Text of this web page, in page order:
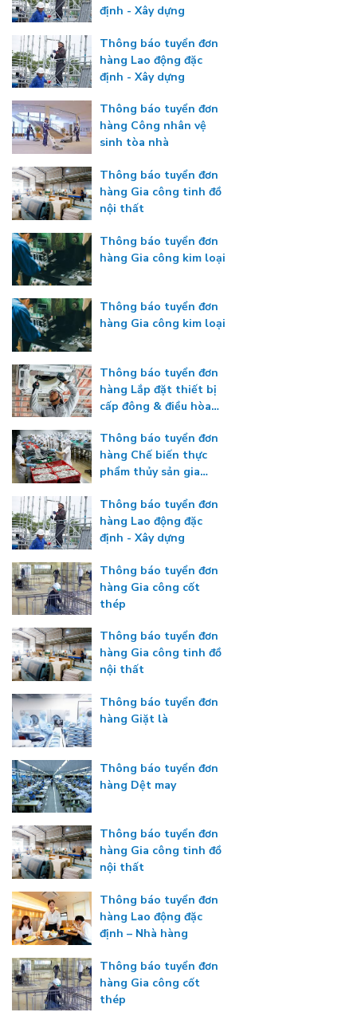
định - Xây dựng
Thông báo tuyển đơn
hàng Lao động đặc
định - Xây dựng
Thông báo tuyển đơn
hàng Công nhân vệ
sinh tòa nhà
Thông báo tuyển đơn
hàng Gia công tinh đồ
nội thất
Thông báo tuyển đơn
hàng Gia công kim loại
Thông báo tuyển đơn
hàng Gia công kim loại
Thông báo tuyển đơn
hàng Lắp đặt thiết bị
cấp đông & điều hòa
Thông báo tuyển đơn
hàng Chế biến thực
phẩm thủy sản gia
Thông báo tuyển đơn
hàng Lao động đặc
định - Xây dựng
Thông báo tuyển đơn
hàng Gia công cốt
thép
Thông báo tuyển đơn
hàng Gia công tinh đồ
nội thất
Thông báo tuyển đơn
hàng Giặt là
Thông báo tuyển đơn
hàng Dệt may
Thông báo tuyển đơn
hàng Gia công tinh đồ
nội thất
Thông báo tuyển đơn
hàng Lao động đặc
định – Nhà hàng
Thông báo tuyển đơn
hàng Gia công cốt
thép